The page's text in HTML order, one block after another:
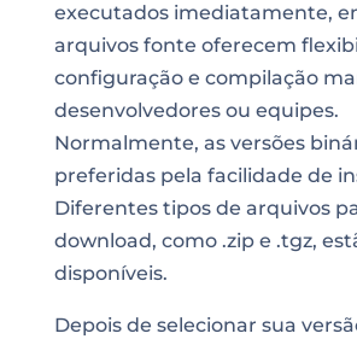
executados imediatamente,
arquivos fonte oferecem
configuração e compilação
desenvolvedores ou equipes.
Normalmente, as versões
preferidas pela facilidade de
Diferentes tipos de arquivos
download, como .zip e .tgz,
disponíveis.
Depois de selecionar sua